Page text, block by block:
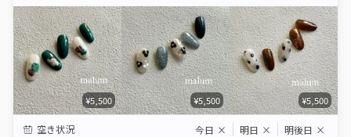
¥5,500 ¥5,500 ¥5,500
空き状況 今日 × 明日 × 明後日 ×